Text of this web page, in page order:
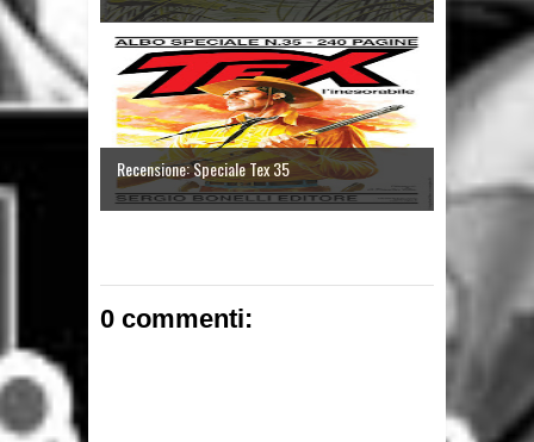
Recensione: Speciale Tex 35
0 commenti: